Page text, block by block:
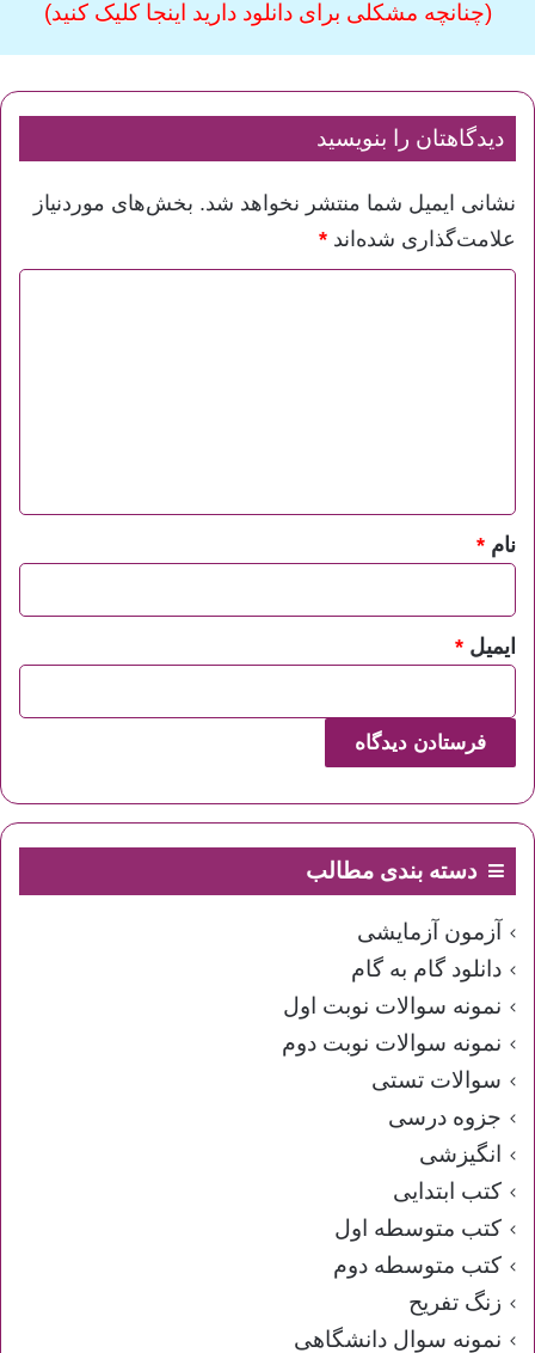
(چنانچه مشکلی برای دانلود دارید اینجا کلیک کنید)
دیدگاهتان را بنویسید
نشانی ایمیل شما منتشر نخواهد شد. بخش‌های موردنیاز
علامت‌گذاری شده‌اند *
نام *
ایمیل *
دسته بندی مطالب
آزمون آزمایشی
دانلود گام به گام
نمونه سوالات نوبت اول
نمونه سوالات نوبت دوم
سوالات تستی
جزوه درسی
انگیزشی
کتب ابتدایی
کتب متوسطه اول
کتب متوسطه دوم
زنگ تفریح
نمونه سوال دانشگاهی